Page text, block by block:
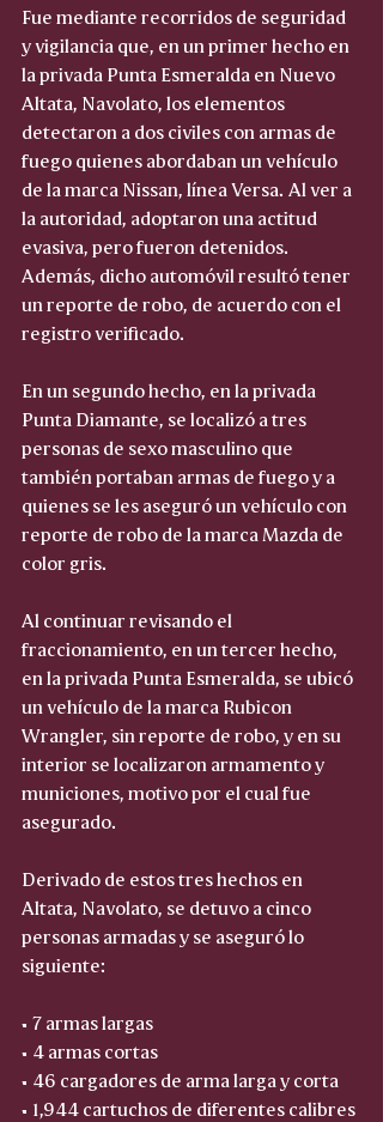
Fue mediante recorridos de seguridad
y vigilancia que, en un primer hecho en
la privada Punta Esmeralda en Nuevo
Altata, Navolato, los elementos
detectaron a dos civiles con armas de
fuego quienes abordaban un vehículo
de la marca Nissan, línea Versa. Al ver a
la autoridad, adoptaron una actitud
evasiva, pero fueron detenidos.
Además, dicho automóvil resultó tener
un reporte de robo, de acuerdo con el
registro verificado.
En un segundo hecho, en la privada
Punta Diamante, se localizó a tres
personas de sexo masculino que
también portaban armas de fuego y a
quienes se les aseguró un vehículo con
reporte de robo de la marca Mazda de
color gris.
Al continuar revisando el
fraccionamiento, en un tercer hecho,
en la privada Punta Esmeralda, se ubicó
un vehículo de la marca Rubicon
Wrangler, sin reporte de robo, y en su
interior se localizaron armamento y
municiones, motivo por el cual fue
asegurado.
Derivado de estos tres hechos en
Altata, Navolato, se detuvo a cinco
personas armadas y se aseguró lo
siguiente:
• 7 armas largas
• 4 armas cortas
• 46 cargadores de arma larga y corta
• 1,944 cartuchos de diferentes calibres